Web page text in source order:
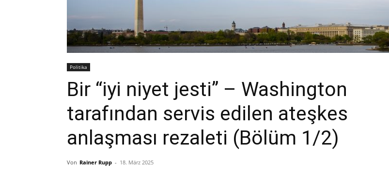
Politika
Bir “iyi niyet jesti” – Washington
tarafından servis edilen ateşkes
anlaşması rezaleti (Bölüm 1/2)
Von Rainer Rupp - 18. März 2025